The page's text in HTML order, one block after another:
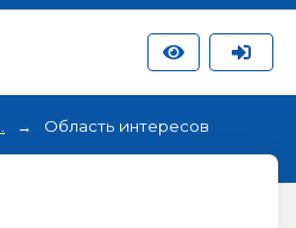
Область интересов